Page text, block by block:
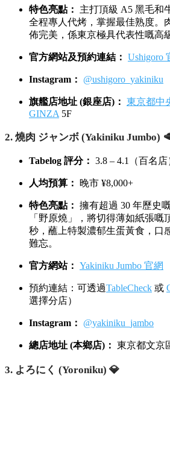
特色亮點：
主打頂級 A5 黑毛和
全程專人代烤，掌握最佳熟度。
佈完美，係東京極具代表性嘅高
官方網站及預約連結： Ushigoro
Instagram： @ushigoro_yakiniku
旗艦店地址 (銀座店)： 東京都中
GINZA 5F
2. 燒肉 ジャンボ (Yakiniku Jumbo)
Tabelog 評分： 3.8 – 4.1（百名店
人均預算： 晚市 ¥8,000+
特色亮點： 擁有超過 30 年歷史
「野原燒」，將切得薄如紙張嘅
秒，蘸上特製濃郁生蛋黃食，口
難忘。
官方網站： Yakiniku Jumbo 官網
預約連結：可透過TableCheck 或
選擇分店）
Instagram： @yakiniku_jambo
總店地址 (本鄉店)： 東京都文京
3. よろにく (Yoroniku) 💎